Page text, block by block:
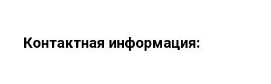
Контактная информация: